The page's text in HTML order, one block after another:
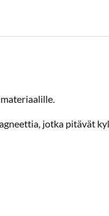
jotka pitävät